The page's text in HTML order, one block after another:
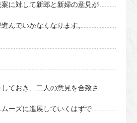
に対して新郎と新婦の意見が
んでいかなくなります。
ておき、二人の意見を合致さ
ーズに進展していくはずで